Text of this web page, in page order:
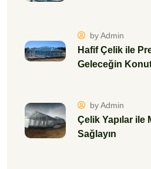
by Admin
Hafif Çelik ile
Geleceğin
by Admin
Çelik Yapılar ile
Sağlayın